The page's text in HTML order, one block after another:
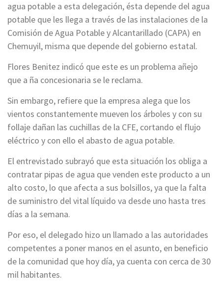
agua potable a esta delegación, ésta depende del agua
potable que les llega a través de las instalaciones de la
Comisión de Agua Potable y Alcantarillado (CAPA) en
Chemuyil, misma que depende del gobierno estatal.
Flores Benitez indicó que este es un problema añejo
que a ña concesionaria se le reclama.
Sin embargo, refiere que la empresa alega que los
vientos constantemente mueven los árboles y con su
follaje dañan las cuchillas de la CFE, cortando el flujo
eléctrico y con ello el abasto de agua potable.
El entrevistado subrayó que esta situación los obliga a
contratar pipas de agua que venden este producto a un
alto costo, lo que afecta a sus bolsillos, ya que la falta
de suministro del vital líquido va desde uno hasta tres
días a la semana.
Por eso, el delegado hizo un llamado a las autoridades
competentes a poner manos en el asunto, en beneficio
de la comunidad que hoy día, ya cuenta con cerca de 30
mil habitantes.